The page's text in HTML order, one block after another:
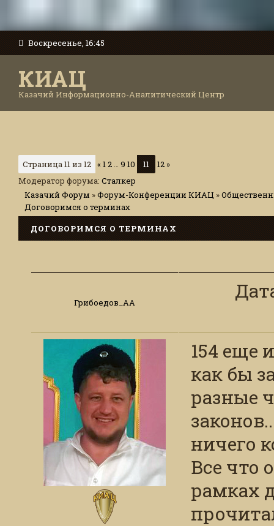
Воскресенье, 16:45
КИАЦ
Казачий Информационно-Аналитический Центр
Страница11из 12 « 12… 9 10 11 12 »
Модератор форума: Сталкер
Казачий Форум »Форум-Конференции КИАЦ »
Договоримся о терминах
ДОГОВОРИМСЯ О ТЕРМИНАХ
Грибоедов_АА
154 еще
как бы
разные
ничего
Все что
рамках